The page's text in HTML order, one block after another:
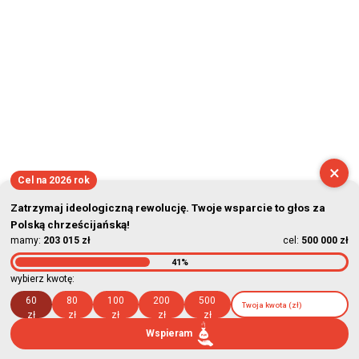
×
Cel na 2026 rok
Zatrzymaj ideologiczną rewolucję. Twoje wsparcie to głos za
Polską chrześcijańską!
mamy: 203 015 zł cel: 500 000 zł
41%
wybierz kwotę:
60
zł
80
zł
100
zł
200
zł
500
zł
Wspieram